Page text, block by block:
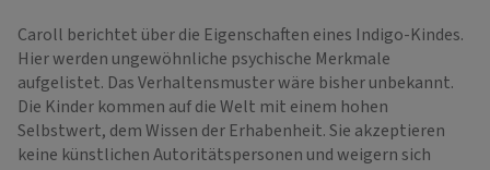
Caroll berichtet über die Eigenschaften eines Indigo-Kindes.
Hier werden ungewöhnliche psychische Merkmale
aufgelistet. Das Verhaltensmuster wäre bisher unbekannt.
Die Kinder kommen auf die Welt mit einem hohen
Selbstwert, dem Wissen der Erhabenheit. Sie akzeptieren
keine künstlichen Autoritätspersonen und weigern sich